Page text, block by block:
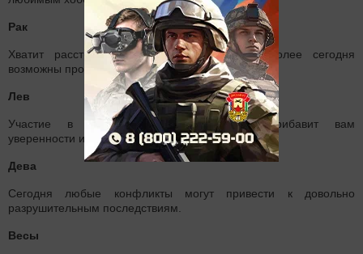
Рак
Хватит расстраиваться из-за ерунды. Тем более сегодня
возможны проблемы со здоровьем.
Лев
Участие в рискованных мероприятиях прибавит вам
уверенности и решительности.
Дева
Сегодня любые конфликты могут привести к довольно
разрушительным последствиям.
Весы